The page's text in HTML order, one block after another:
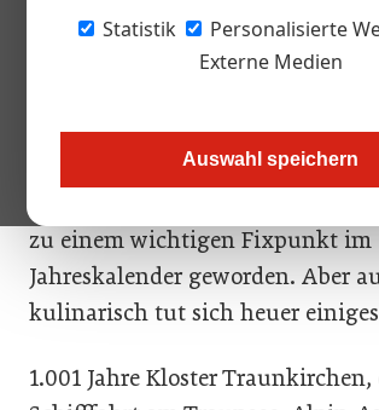
Statistik
Personalisierte
Externe Medien
Auswahl speichern
Was haben Lukas Nagl, Paul Ivic
diesjährigen Wirtshausfestivals
März bis 1. Mai n der Region
zu einem wichtigen Fixpunkt im
Jahreskalender geworden. Aber
kulinarisch tut sich heuer
1.001 Jahre Kloster